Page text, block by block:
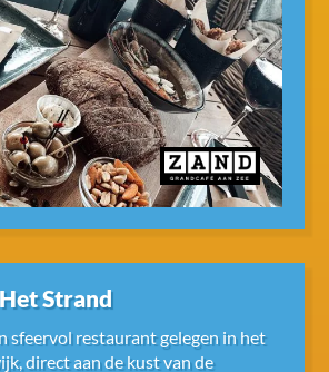
Strand
sfeervol restaurant gelegen in het
direct aan de kust van de